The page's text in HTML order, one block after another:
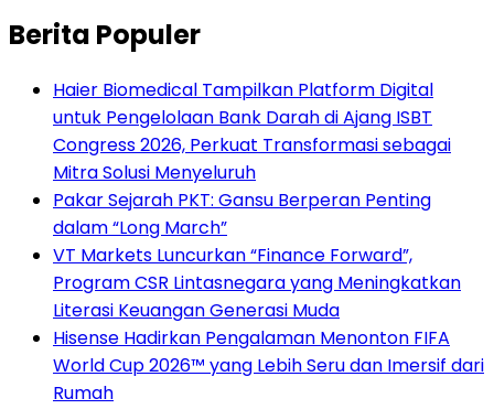
Berita Populer
Haier Biomedical Tampilkan Platform Digital
untuk Pengelolaan Bank Darah di Ajang ISBT
Congress 2026, Perkuat Transformasi sebagai
Mitra Solusi Menyeluruh
Pakar Sejarah PKT: Gansu Berperan Penting
dalam “Long March”
VT Markets Luncurkan “Finance Forward”,
Program CSR Lintasnegara yang Meningkatkan
Literasi Keuangan Generasi Muda
Hisense Hadirkan Pengalaman Menonton FIFA
World Cup 2026™ yang Lebih Seru dan Imersif dari
Rumah